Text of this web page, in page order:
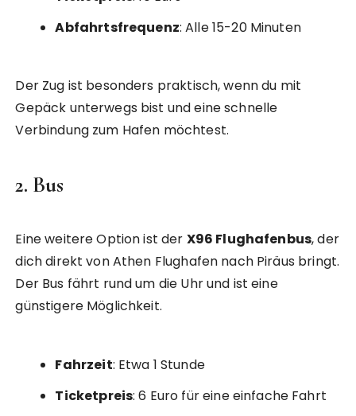
Abfahrtsfrequenz: Alle 15-20 Minuten
Der Zug ist besonders praktisch, wenn du mit
Gepäck unterwegs bist und eine schnelle
Verbindung zum Hafen möchtest.
2. Bus
Eine weitere Option ist der X96 Flughafenbus, der
dich direkt von Athen Flughafen nach Piräus bringt.
Der Bus fährt rund um die Uhr und ist eine
günstigere Möglichkeit.
Fahrzeit: Etwa 1 Stunde
Ticketpreis: 6 Euro für eine einfache Fahrt